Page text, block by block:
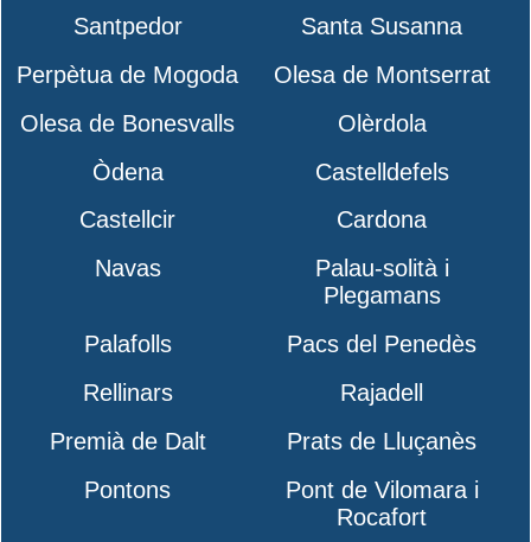
Santpedor
Santa Susanna
Perpètua de Mogoda
Olesa de Montserrat
Olesa de Bonesvalls
Olèrdola
Òdena
Castelldefels
Castellcir
Cardona
Navas
Palau-solità i
Plegamans
Palafolls
Pacs del Penedès
Rellinars
Rajadell
Premià de Dalt
Prats de Lluçanès
Pontons
Pont de Vilomara i
Rocafort